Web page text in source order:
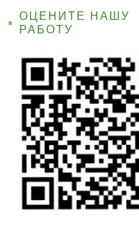
ОЦЕНИТЕ НАШУ
РАБОТУ